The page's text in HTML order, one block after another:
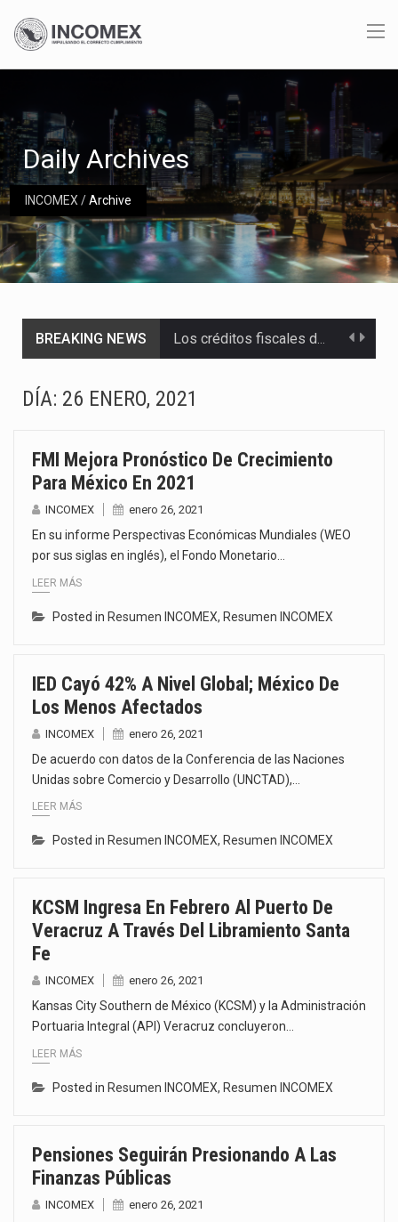
INCOMEX/Archive
Daily Archives
BREAKING NEWS
El gobierno de Estados Unidos anunciará un arancel del 15 % sobre los productos fabricados…
El derecho a la previsibilidad de los horarios de trabajo en turnos rotativos podría ser…
Las métricas tradicionales de los parques industriales —absorción, ocupación y metros cuadrados desarrollados— resultan insuficientes…
DÍA: 26 ENERO, 2021
FMI Mejora Pronóstico De Crecimiento
Para México En 2021
INCOMEX enero 26, 2021
En su informe Perspectivas Económicas Mundiales (WEO
por sus siglas en inglés), el Fondo Monetario…
LEER MÁS
Posted in Resumen INCOMEX, Resumen INCOMEX
IED Cayó 42% A Nivel Global; México De
Los Menos Afectados
INCOMEX enero 26, 2021
De acuerdo con datos de la Conferencia de las Naciones
Unidas sobre Comercio y Desarrollo (UNCTAD),…
LEER MÁS
Posted in Resumen INCOMEX, Resumen INCOMEX
KCSM Ingresa En Febrero Al Puerto De
Veracruz A Través Del Libramiento Santa
Fe
INCOMEX enero 26, 2021
Kansas City Southern de México (KCSM) y la Administración
Portuaria Integral (API) Veracruz concluyeron…
LEER MÁS
Posted in Resumen INCOMEX, Resumen INCOMEX
Pensiones Seguirán Presionando A Las
Finanzas Públicas
INCOMEX enero 26, 2021